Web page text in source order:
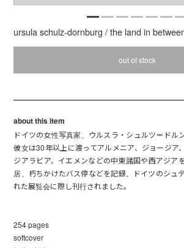
ursula schulz-dornburg / the land in
out of stock
about this item
ドイツの女性写真家、ウルスラ・シュルツ＝ドル
彼女は30年以上に渡ってアルメニア、ジョージア
ジアラビア、イエメンなどの中東諸国や西アジア
居、朽ちかけたバス停などを記録。ドイツのシュ
れた展覧会に際し刊行されました。
254 pages
softcover